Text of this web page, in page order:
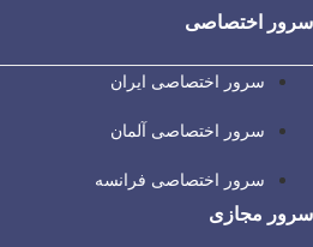
سرور اختصاصی
سرور اختصاصی ایران
سرور اختصاصی آلمان
سرور اختصاصی فرانسه
سرور مجازی